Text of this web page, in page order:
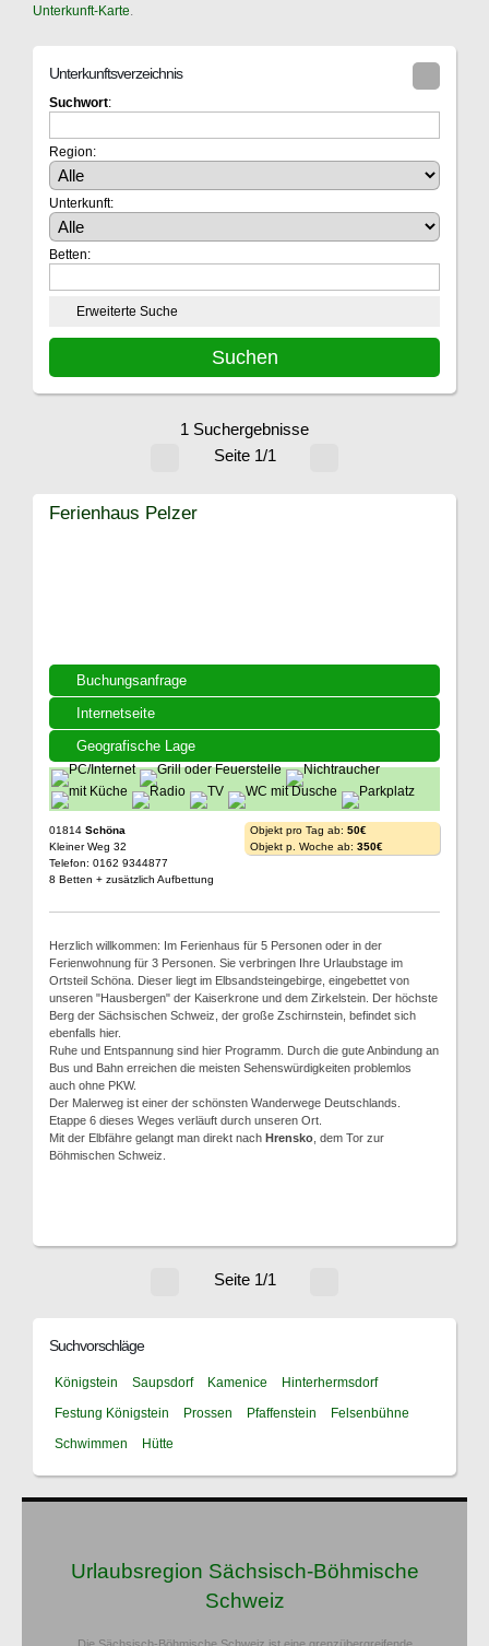
Unterkunft-Karte
Unterkunftsverzeichnis
Suchwort:
Region:
Unterkunft:
Betten:
Erweiterte Suche
1 Suchergebnisse
Seite 1/1
Buchungsanfrage
Internetseite
Geografische Lage
Ferienhaus Pelzer
01814 Schöna
Kleiner Weg 32
Telefon: 0162 9344877
8 Betten + zusätzlich Aufbettung
Objekt pro Tag ab: 50€
Objekt p. Woche ab: 350€
Herzlich willkommen: Im Ferienhaus für 5 Personen oder in der
Ferienwohnung für 3 Personen. Sie verbringen Ihre Urlaubstage im
Ortsteil Schöna. Dieser liegt im Elbsandsteingebirge, eingebettet von
unseren "Hausbergen" der Kaiserkrone und dem Zirkelstein. Der höchste
Berg der Sächsischen Schweiz, der große Zschirnstein, befindet sich
ebenfalls hier.
Ruhe und Entspannung sind hier Programm. Durch die gute Anbindung an
Bus und Bahn erreichen die meisten Sehenswürdigkeiten problemlos
auch ohne PKW.
Der Malerweg ist einer der schönsten Wanderwege Deutschlands.
Etappe 6 dieses Weges verläuft durch unseren Ort.
Mit der Elbfähre gelangt man direkt nach Hrensko , dem Tor zur
Böhmischen Schweiz.
Seite 1/1
Suchvorschläge
Königstein Saupsdorf Kamenice
Hinterhermsdorf
Festung Königstein
Prossen Pfaffenstein
Felsenbühne
Schwimmen
Hütte
Urlaubsregion Sächsisch-Böhmische
Schweiz